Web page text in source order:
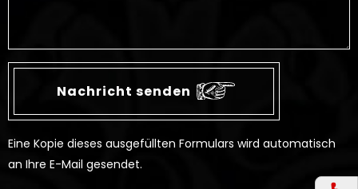
Eine Kopie dieses ausgefüllten Formulars wird automatisch
an Ihre E-Mail gesendet.